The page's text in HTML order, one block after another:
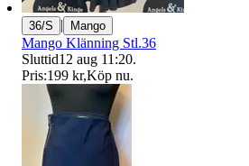
36/S | Mango
Mango Klänning Stl.36
Sluttid12 aug 11:20.
Pris:199 kr,Köp nu.